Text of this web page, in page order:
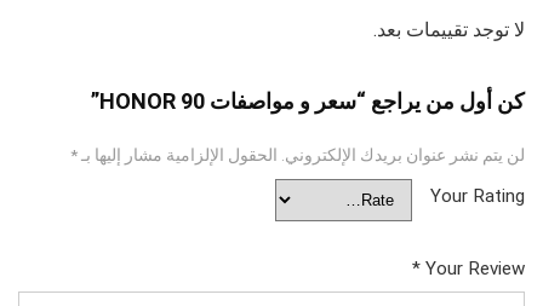
لا توجد تقييمات بعد.
كن أول من يراجع “سعر و مواصفات HONOR 90”
لن يتم نشر عنوان بريدك الإلكتروني. الحقول الإلزامية مشار إليها بـ*
Your Rating
Your Review
*